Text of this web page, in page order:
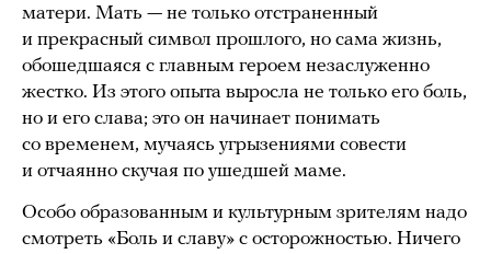
матери. Мать — не только отстраненный
и прекрасный символ прошлого, но сама жизнь,
обошедшаяся с главным героем незаслуженно
жестко. Из этого опыта выросла не только его боль,
но и его слава; это он начинает понимать
со временем, мучаясь угрызениями совести
и отчаянно скучая по ушедшей маме.
Особо образованным и культурным зрителям надо
смотреть «Боль и славу» с осторожностью. Ничего